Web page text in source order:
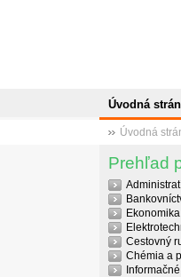
Úvodná
Úvodná
Prehľad
Cestovný
Chémia a